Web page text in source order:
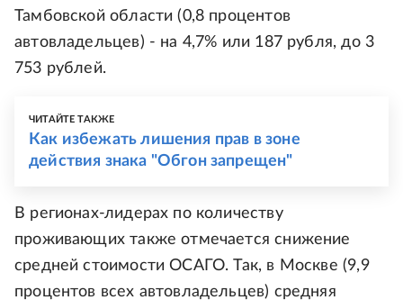
Тамбовской области (0,8 процентов
автовладельцев) - на 4,7% или 187 рубля, до 3
753 рублей.
ЧИТАЙТЕ ТАКЖЕ
Как избежать лишения прав в зоне
действия знака "Обгон запрещен"
В регионах-лидерах по количеству
проживающих также отмечается снижение
средней стоимости ОСАГО. Так, в Москве (9,9
процентов всех автовладельцев) средняя